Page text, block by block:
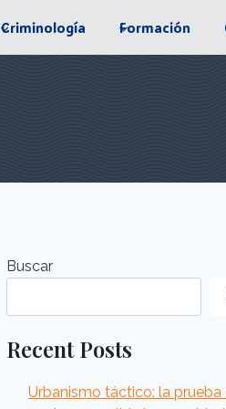
Criminología Formación
Buscar
Recent Posts
Urbanismo táctico: la prueba